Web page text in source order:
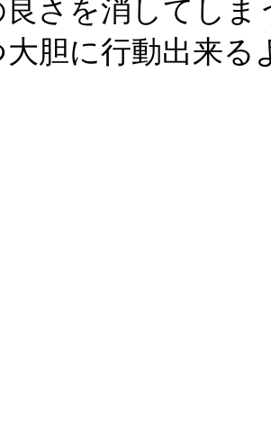
良さを消してし
大胆に行動出来る